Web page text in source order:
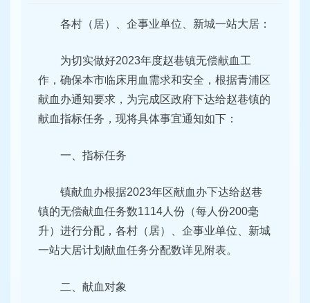
各村（居）、企事业单位、新城一站大居：
为切实做好2023年度赵巷镇无偿献血工
作，确保本市临床用血需求和安全，根据青浦区
献血办通知要求，为完成区政府下达给赵巷镇的
献血指标任务，现将具体事宜通知如下：
一、指标任务
镇献血办根据2023年区献血办下达给赵巷
镇的无偿献血任务数1114人份（每人份200毫
升）进行分配，各村（居）、企事业单位、新城
一站大居计划献血任务分配数详见附表。
二、献血对象